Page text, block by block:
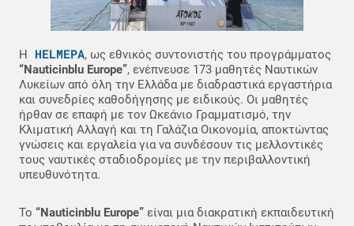
Η HELMEPA, ως εθνικός συντονιστής του προγράμματος
“Nauticinblu Europe”, ενέπνευσε 173 μαθητές Ναυτικών
Λυκείων από όλη την Ελλάδα με διαδραστικά εργαστήρια
και συνεδρίες καθοδήγησης με ειδικούς. Οι μαθητές
ήρθαν σε επαφή με τον Ωκεάνιο Γραμματισμό, την
Κλιματική Αλλαγή και τη Γαλάζια Οικονομία, αποκτώντας
γνώσεις και εργαλεία για να συνδέσουν τις μελλοντικές
τους ναυτικές σταδιοδρομίες με την περιβαλλοντική
υπευθυνότητα.
Το “Nauticinblu Europe” είναι μια διακρατική εκπαιδευτική